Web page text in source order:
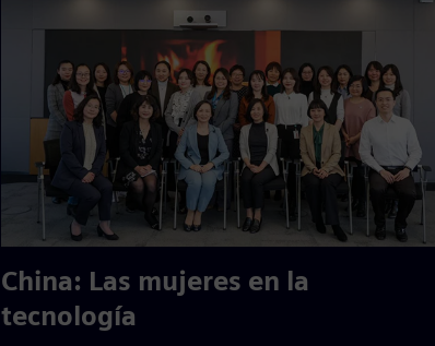
China: Las mujeres en la
tecnología